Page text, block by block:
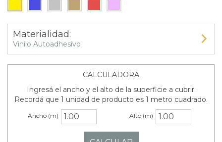
Materialidad:
Vinilo Autoadhesivo
CALCULADORA
Ingresá el ancho y el alto de la superficie a cubrir.
Recordá que 1 unidad de producto es 1 metro cuadrado.
Ancho (m) Alto (m)